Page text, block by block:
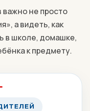
не просто
а видеть, как
в школе, домашке,
к предмету.